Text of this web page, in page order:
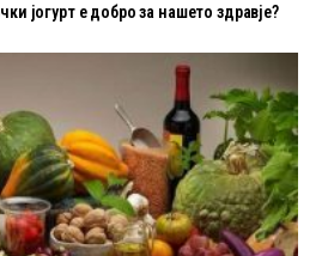
јогурт е добро за нашето здравје?